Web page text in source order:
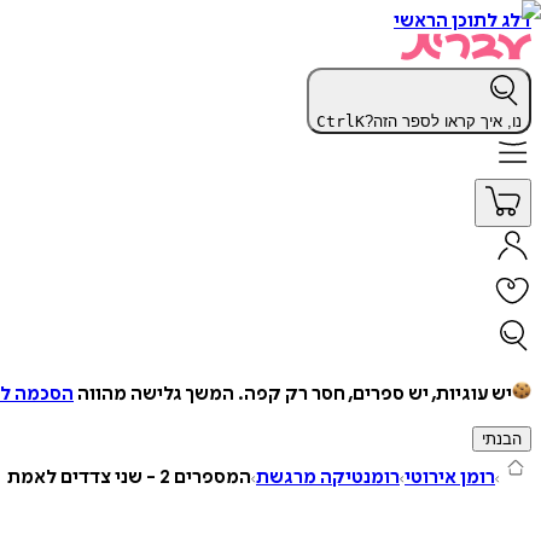
דלג לתוכן הראשי
נו, איך קראו לספר הזה? CtrlK
יש עוגיות, יש ספרים, חסר רק קפה. המשך גלישה מהווה הסכמה
הבנתי
רומן אירוטי רומנטיקה מרגשת המספרים 2 - שני צדדים לאמת